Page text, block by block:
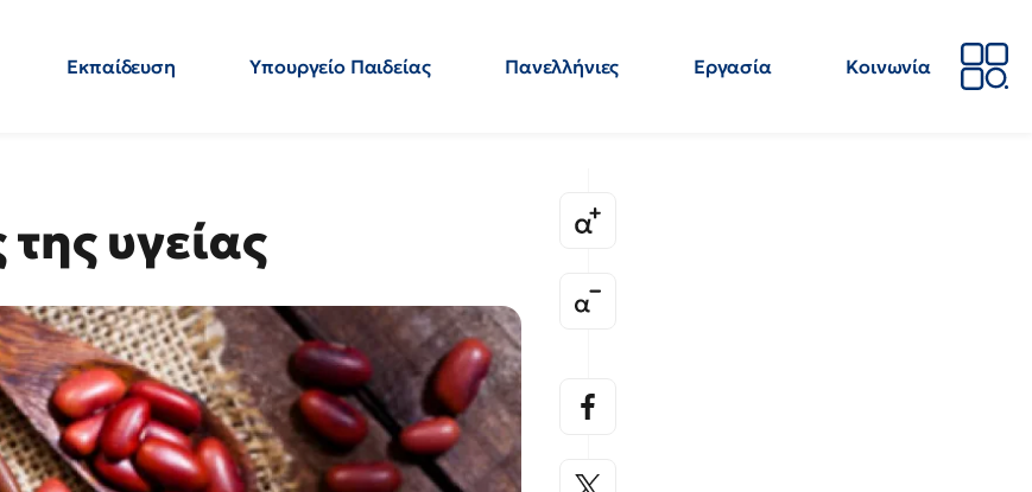
Εκπαίδευση Υπουργείο Παιδείας Πανελλήνιες Εργασία
Κοινωνία
υγείας